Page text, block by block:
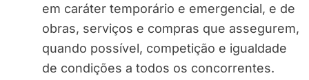
em caráter temporário e emergencial, e de
obras, serviços e compras que assegurem,
quando possível, competição e igualdade
de condições a todos os concorrentes.